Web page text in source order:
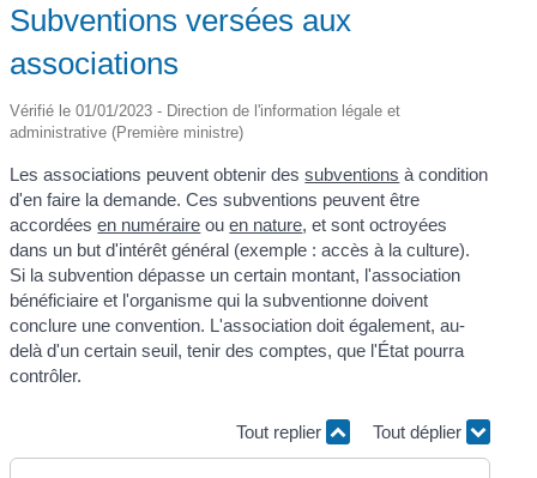
Subventions versées aux
associations
Vérifié le 01/01/2023 - Direction de l'information légale et
administrative (Première ministre)
Les associations peuvent obtenir dessubventions à condition
d'en faire la demande. Ces subventions peuvent être
accordéesen numéraire ouen nature, et sont octroyées
dans un but d'intérêt général (exemple : accès à la culture).
Si la subvention dépasse un certain montant, l'association
bénéficiaire et l'organisme qui la subventionne doivent
conclure une convention. L'association doit également, au-
delà d'un certain seuil, tenir des comptes, que l'État pourra
contrôler.
Tout replier Tout déplier